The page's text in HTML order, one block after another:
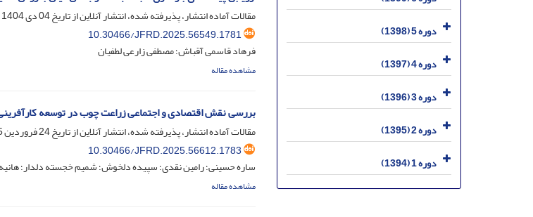
مقالات آماده انتشار، پذیرفته شده، انتشار آنلاین از تاریخ04 دی 1404
10.30466/JFRD.2025.56549.1781
فرهاد قاسمی آقباش؛ مصطفی زارعی لطفیان
مشاهده مقاله
بررسی نقش اقتصادی و اجتماعی زراعت چوب در توسعه
مقالات آماده انتشار، پذیرفته شده، انتشار آنلاین از تاریخ24 فروردین 1405
10.30466/JFRD.2025.56612.1783
ساره حسینی؛ رامین نقدی؛ سپیده دلخوش؛ شمیم خجسته دلدار؛ هانیه
مشاهده مقاله
دوره 5 (1398)
دوره 4 (1397)
دوره 3 (1396)
دوره 2 (1395)
دوره 1 (1394)